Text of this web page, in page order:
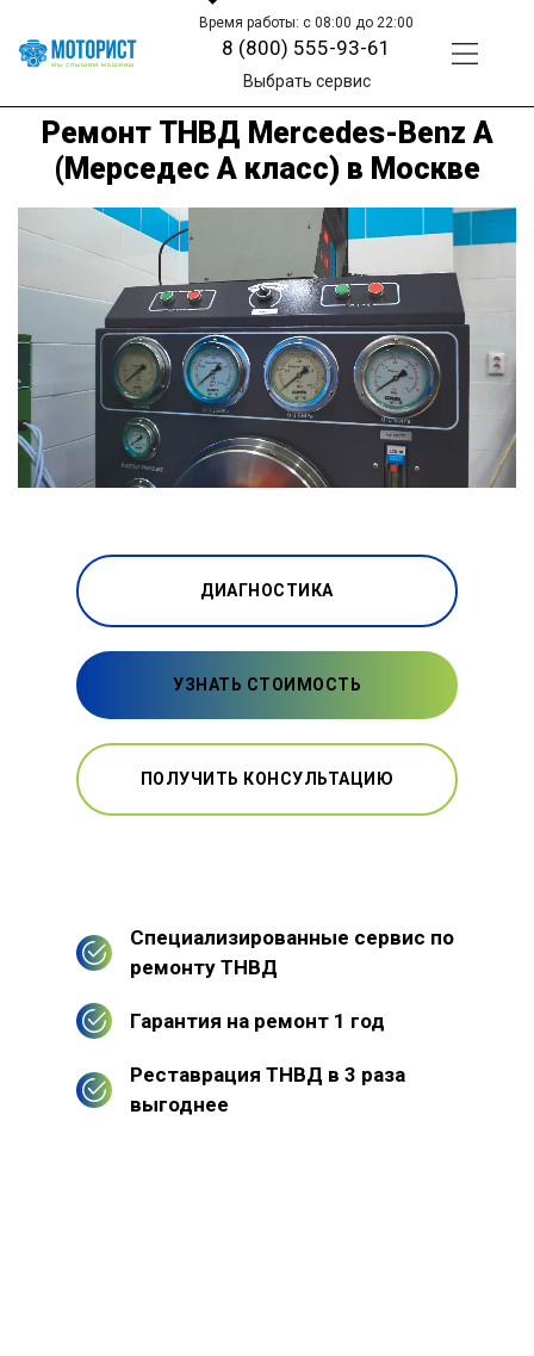
Время работы: с 08:00 до 22:00
8 (800) 555-93-61
Выбрать сервис
Ремонт ТНВД Mercedes-Benz A
(Мерседес А класс) в Москве
ДИАГНОСТИКА
УЗНАТЬ СТОИМОСТЬ
ПОЛУЧИТЬ КОНСУЛЬТАЦИЮ
Специализированные сервис по
ремонту ТНВД
Гарантия на ремонт 1 год
Реставрация ТНВД в 3 раза
выгоднее